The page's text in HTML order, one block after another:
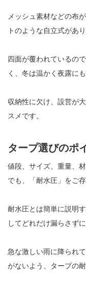
メッシュ素材などの布
トのような自立式があり
四面が覆われているの
く、冬は温かく夜露に
収納性に欠け、設営が
スメです。
タープ選びのポ
値段、サイズ、重量、
でも、「耐水圧」をご
耐水圧とは簡単に説明
してどれだけ漏らさず
急な激しい雨に降られ
がないよう、タープの